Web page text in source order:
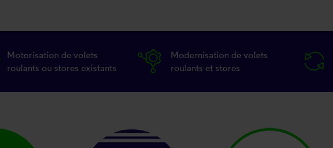
Motorisation de volets
roulants ou stores existants
Modernisation de volets
roulants et stores